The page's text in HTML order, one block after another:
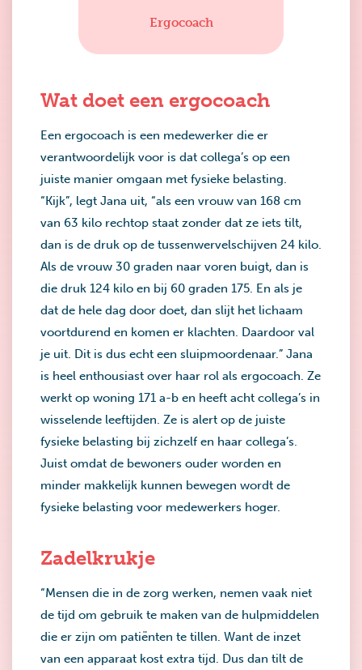
Ergocoach
Wat doet een ergocoach
Een ergocoach is een medewerker die er
verantwoordelijk voor is dat collega’s op een
juiste manier omgaan met fysieke belasting.
“Kijk”, legt Jana uit, “als een vrouw van 168 cm
van 63 kilo rechtop staat zonder dat ze iets tilt,
dan is de druk op de tussenwervelschijven 24 kilo.
Als de vrouw 30 graden naar voren buigt, dan is
die druk 124 kilo en bij 60 graden 175. En als je
dat de hele dag door doet, dan slijt het lichaam
voortdurend en komen er klachten. Daardoor val
je uit. Dit is dus echt een sluipmoordenaar.” Jana
is heel enthousiast over haar rol als ergocoach. Ze
werkt op woning 171 a-b en heeft acht collega’s in
wisselende leeftijden. Ze is alert op de juiste
fysieke belasting bij zichzelf en haar collega’s.
Juist omdat de bewoners ouder worden en
minder makkelijk kunnen bewegen wordt de
fysieke belasting voor medewerkers hoger.
Zadelkrukje
“Mensen die in de zorg werken, nemen vaak niet
de tijd om gebruik te maken van de hulpmiddelen
die er zijn om patiënten te tillen. Want de inzet
van een apparaat kost extra tijd. Dus dan tilt de